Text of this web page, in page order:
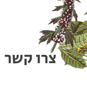
צרו קשר